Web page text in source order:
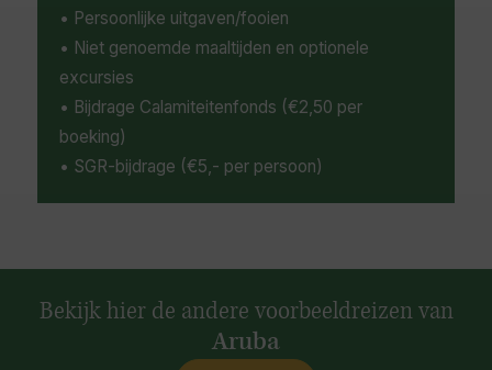
• Persoonlijke uitgaven/fooien
• Niet genoemde maaltijden en optionele
excursies
• Bijdrage Calamiteitenfonds (€2,50 per
boeking)
• SGR-bijdrage (€5,- per persoon)
Bekijk hier de andere voorbeeldreizen van
Aruba